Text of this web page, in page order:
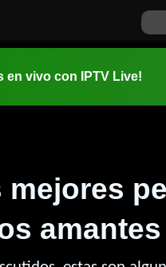
en vivo con IPTV Live!
mejores